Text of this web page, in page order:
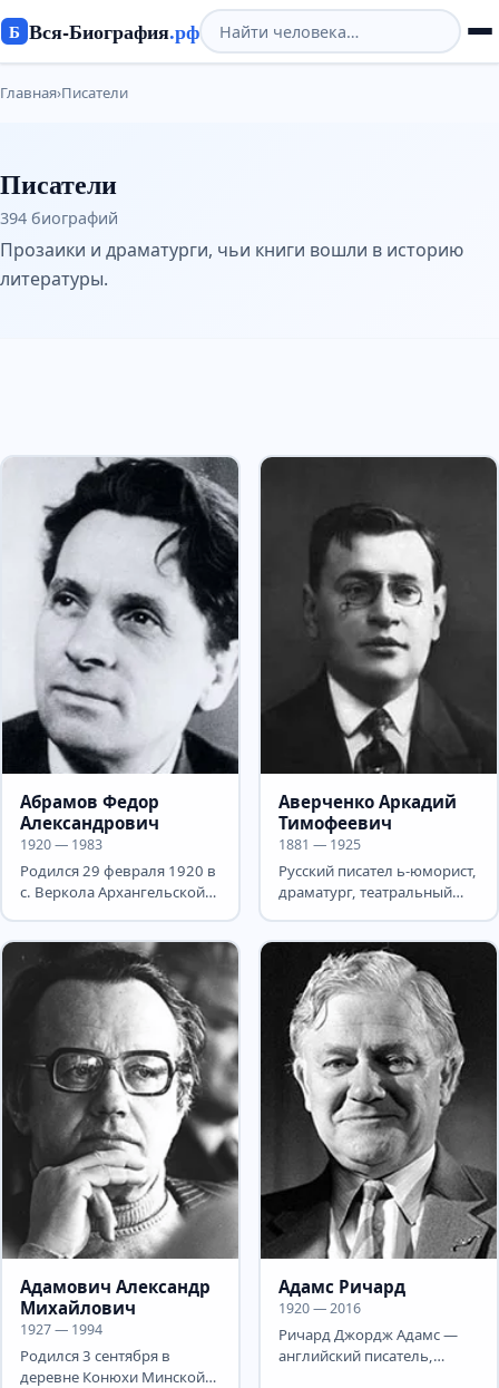
Б Вся-Биография.рф
Главная›Писатели
Писатели
394 биографий
Прозаики и драматурги, чьи книги вошли в историю
литературы.
Абрамов Федор
Александрович
1920 — 1983
Родился 29 февраля 1920 в
с. Веркола Архангельской
Великой...
Аверченко Аркадий
Тимофеевич
1881 — 1925
Русский писател ь-юморист,
драматург, театральный
Адамович Александр
Михайлович
1927 — 1994
Родился 3 сентября в
деревне Конюхи Минской
Адамс Ричард
1920 — 2016
Ричард Джордж Адамс —
английский писатель,